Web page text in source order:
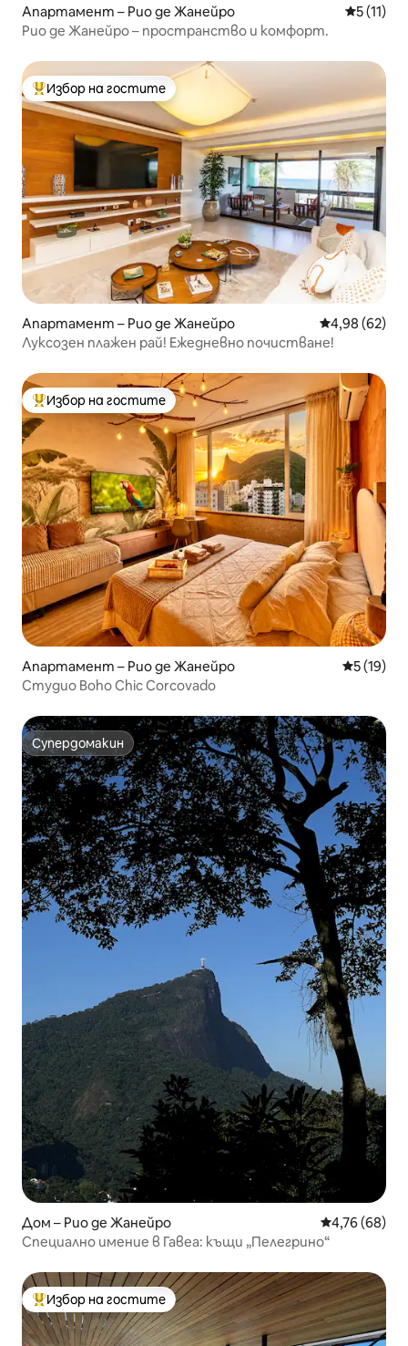
Апартамент – Рио де Жанейро Средна
5 (11)
Рио де Жанейро – пространство и комфорт.
Най-популярен избор на гостите
Избор на гостите
Апартамент – Рио де Жанейро Средна
4,98 (62)
Луксозен плажен рай! Ежедневно почистване!
Най-популярен избор на гостите
Избор на гостите
Апартамент – Рио де Жанейро Средна
5 (19)
Студио Boho Chic Corcovado
Супердомакин
Супердомакин
Дом – Рио де Жанейро Средна
4,76 (68)
Специално имение в Гавеа: къщи „Пелегрино“
Най-популярен избор на гостите
Избор на гостите